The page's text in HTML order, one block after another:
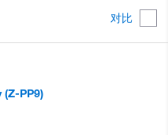
对比
PP9)